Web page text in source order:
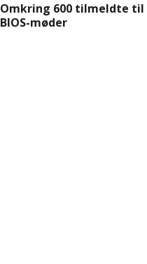
Omkring 600 tilmeldte til
BIOS-møder